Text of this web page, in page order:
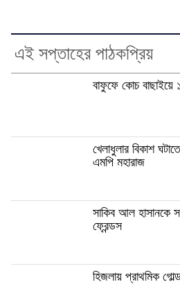
এই সপ্তাহের পাঠকপ্রিয়
বাফুফে কোচ বাছাইয়ে
খেলাধুলার বিকাশ
এমপি মহারাজ
সাকিব আল হাসানকে
ফ্রেন্ডস
হিজলায় প্রাথমিক